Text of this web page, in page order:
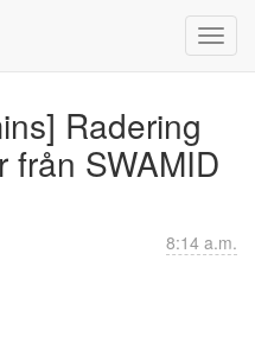
Radering
från SWAMID
8:14 a.m.